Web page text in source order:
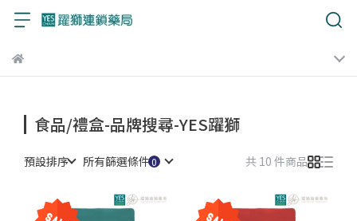
食品/禮盒-品牌搜尋-YES躍獅
預設排序 所有篩選條件 共 10 件商品